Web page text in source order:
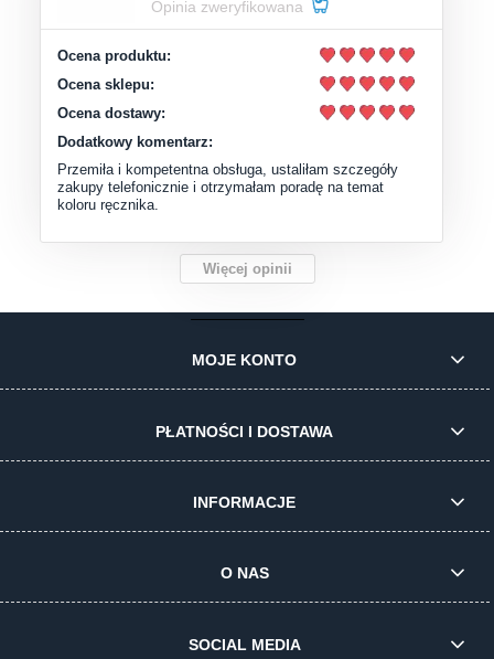
Opinia zweryfikowana
Ocena produktu:
Ocena sklepu:
Ocena dostawy:
Dodatkowy komentarz:
Przemiła i kompetentna obsługa, ustaliłam szczegóły
zakupy telefonicznie i otrzymałam poradę na temat
koloru ręcznika.
Więcej opinii
MOJE KONTO
PŁATNOŚCI I DOSTAWA
INFORMACJE
O NAS
SOCIAL MEDIA